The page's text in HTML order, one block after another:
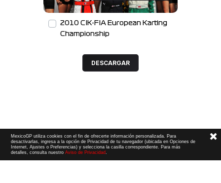
2010 CIK-FIA European Karting
Championship
DESCARGAR
MexicoGP utiliza cookies con el fin de ofrecerte información personalizada. Para
desactivarlas, ingresa a la opción de Privacidad de tu navegador (ubicada en Opciones de
Internet, Ajustes o Preferencias) y selecciona la casilla correspondiente. Para más
detalles, consulta nuestroAviso de Privacidad.